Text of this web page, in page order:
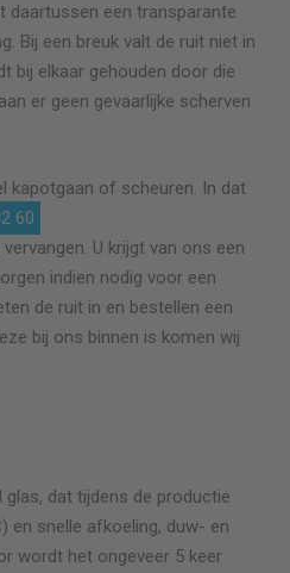
daartussen een transparante
Bij een breuk valt de ruit niet in
bij elkaar gehouden door die
er geen gevaarlijke scherven
kapotgaan of scheuren. In dat
60
U krijgt van ons een
indien nodig voor een
de ruit in en bestellen een
bij ons binnen is komen wij
glas, dat tijdens de productie
en snelle afkoeling, duw- en
wordt het ongeveer 5 keer